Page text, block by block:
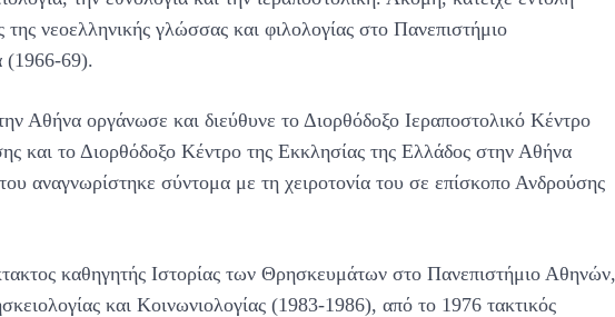
της νεοελληνικής γλώσσας και φιλολογίας στο Πανεπιστήμιο
(1966-69).
Αθήνα οργάνωσε και διεύθυνε το Διορθόδοξο Ιεραποστολικό Κέντρο
και το Διορθόδοξο Κέντρο της Εκκλησίας της Ελλάδος στην Αθήνα
αναγνωρίστηκε σύντομα με τη χειροτονία του σε επίσκοπο Ανδρούσης
καθηγητής Ιστορίας των Θρησκευμάτων στο Πανεπιστήμιο Αθηνών,
και Κοινωνιολογίας (1983-1986), από το 1976 τακτικός